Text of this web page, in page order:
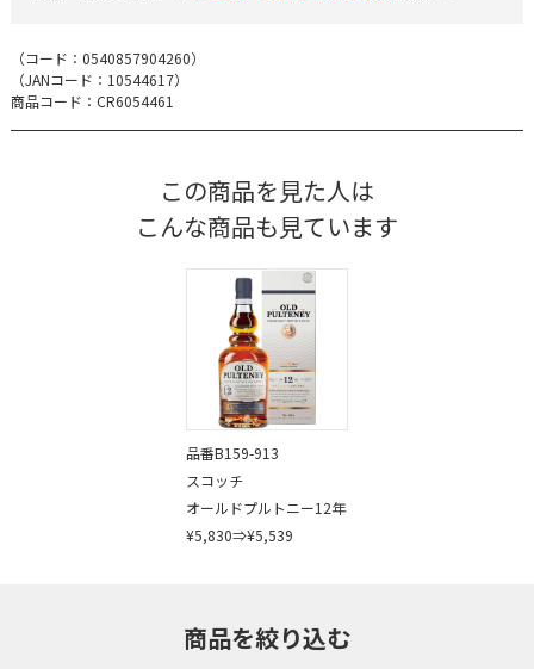
（コード： 0540857904260）
（JANコード： 10544617）
商品コード：CR6054461
この商品を見た人は
こんな商品も見ています
品番B159-913
スコッチ
オールドプルトニー12年
¥5,830⇒¥5,539
商品を絞り込む